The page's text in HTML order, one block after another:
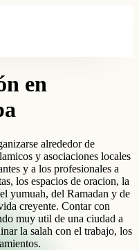
en
alrededor de
y asociaciones locales
y a los profesionales a
los espacios de oracion, la
yumuah, del Ramadan y de
creyente. Contar con
muy util de una ciudad a
la salah con el trabajo, los